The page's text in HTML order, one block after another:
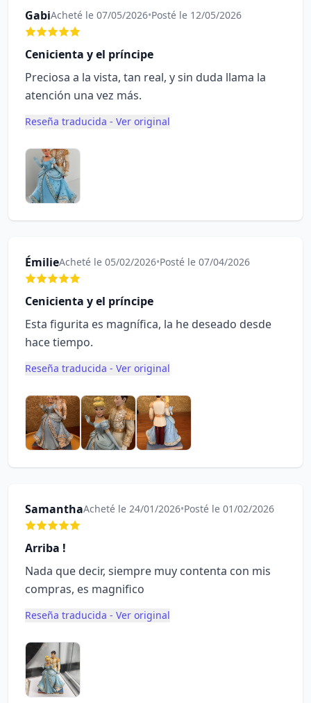
GabiAcheté le 07/05/2026•Posté le 12/05/2026
Cenicienta y el príncipe
Preciosa a la vista, tan real, y sin duda llama la
atención una vez más.
Reseña traducida - Ver original
ÉmilieAcheté le 05/02/2026•Posté le 07/04/2026
Cenicienta y el príncipe
Esta figurita es magnífica, la he deseado desde
hace tiempo.
Reseña traducida - Ver original
SamanthaAcheté le 24/01/2026•Posté le 01/02/2026
Arriba !
Nada que decir, siempre muy contenta con mis
compras, es magnifico
Reseña traducida - Ver original